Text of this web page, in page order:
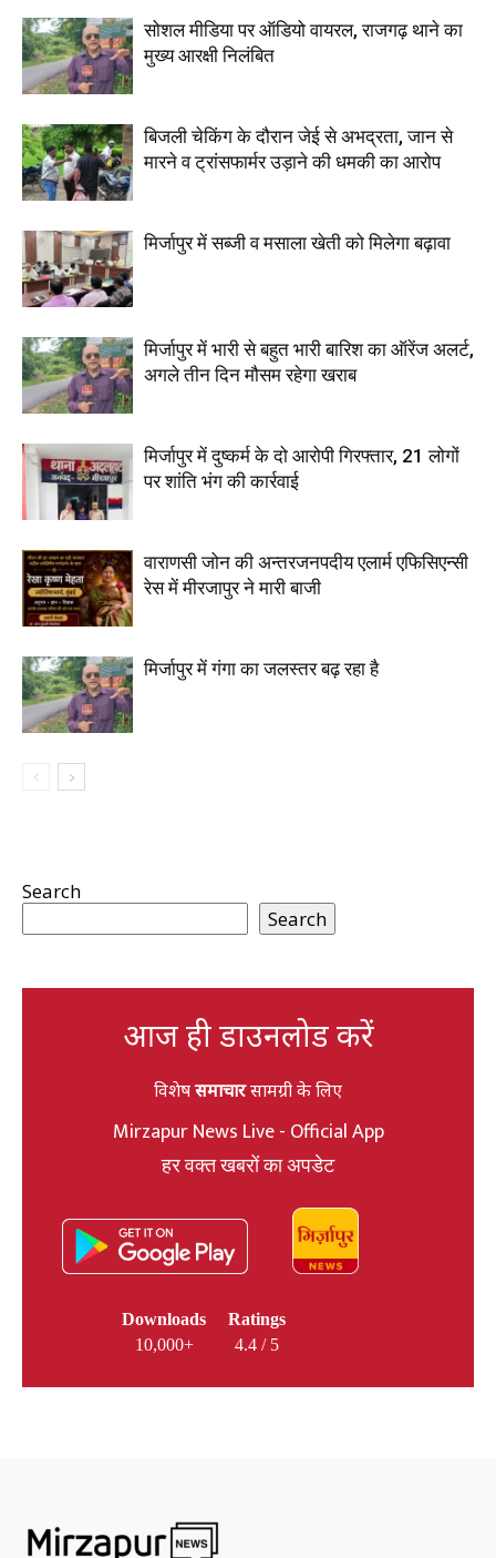
सोशल मीडिया पर ऑडियो वायरल, राजगढ़ थाने का
मुख्य आरक्षी निलंबित
बिजली चेकिंग के दौरान जेई से अभद्रता, जान से
मारने व ट्रांसफार्मर उड़ाने की धमकी का आरोप
मिर्जापुर में सब्जी व मसाला खेती को मिलेगा बढ़ावा
मिर्जापुर में भारी से बहुत भारी बारिश का ऑरेंज अलर्ट,
अगले तीन दिन मौसम रहेगा खराब
मिर्जापुर में दुष्कर्म के दो आरोपी गिरफ्तार, 21 लोगों
पर शांति भंग की कार्रवाई
वाराणसी जोन की अन्तरजनपदीय एलार्म एफिसिएन्सी
रेस में मीरजापुर ने मारी बाजी
मिर्जापुर में गंगा का जलस्तर बढ़ रहा है
Search
Search
आज ही डाउनलोड करें
विशेषसमाचारसामग्री के लिए
Mirzapur News Live - Official App
हर वक्त खबरों का अपडेट
Downloads
10,000+
Ratings
4.4 / 5